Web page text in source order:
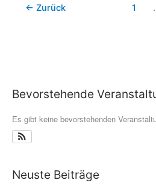
← Zurück 1
Bevorstehende
Es gibt keine bevorstehenden
Neuste Beiträge